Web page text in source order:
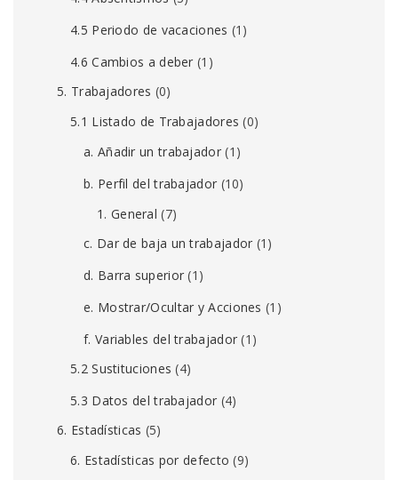
4.5 Periodo de vacaciones (1)
4.6 Cambios a deber (1)
5. Trabajadores (0)
5.1 Listado de Trabajadores (0)
a. Añadir un trabajador(1)
b. Perfil del trabajador (10)
1. General (7)
c. Dar de baja un trabajador (1)
d. Barra superior (1)
e. Mostrar/Ocultar y Acciones (1)
f. Variables del trabajador (1)
5.2 Sustituciones (4)
5.3 Datos del trabajador (4)
6. Estadísticas (5)
6. Estadísticas por defecto (9)